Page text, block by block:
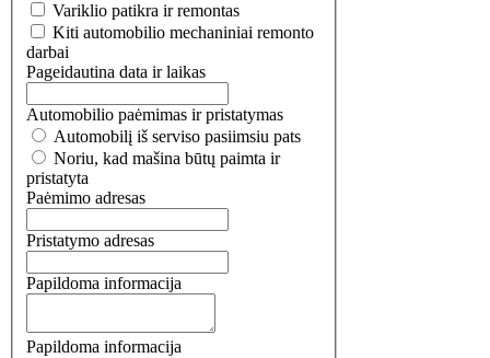
Variklio patikra ir remontas
darbai
Pageidautina data ir laikas
Automobilio paėmimas ir pristatymas
Automobilį iš serviso pasiimsiu pats
pristatyta
Paėmimo adresas
Pristatymo adresas
Papildoma informacija
Papildoma informacija